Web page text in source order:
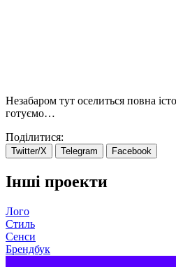
Незабаром тут оселиться повна
готуємо…
Поділитися:
Twitter/X Telegram Facebook
Інші проекти
Лого
Стиль
Сенси
Брендбук